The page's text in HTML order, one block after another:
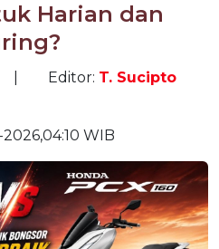
Harian dan
Editor: T. Sucipto
2026,04:10 WIB